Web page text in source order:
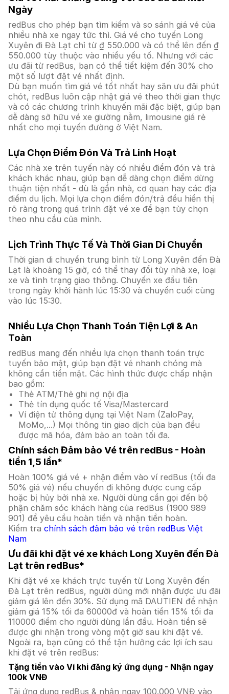
Ngày
redBus cho phép bạn tìm kiếm và so sánh giá vé của
nhiều nhà xe ngay tức thì. Giá vé cho tuyến Long
Xuyên đi Đà Lạt chỉ từ ₫ 550.000 và có thể lên đến ₫
550.000 tùy thuộc vào nhiều yếu tố. Nhưng với các
ưu đãi từ redBus, bạn có thể tiết kiệm đến 30% cho
một số lượt đặt vé nhất định.
Dù bạn muốn tìm giá vé tốt nhất hay săn ưu đãi phút
chót, redBus luôn cập nhật giá vé theo thời gian thực
và có các chương trình khuyến mãi đặc biệt, giúp bạn
dễ dàng sở hữu vé xe giường nằm, limousine giá rẻ
nhất cho mọi tuyến đường ở Việt Nam.
Lựa Chọn Điểm Đón Và Trả Linh Hoạt
Các nhà xe trên tuyến này có nhiều điểm đón và trả
khách khác nhau, giúp bạn dễ dàng chọn điểm dừng
thuận tiện nhất - dù là gần nhà, cơ quan hay các địa
điểm du lịch. Mọi lựa chọn điểm đón/trả đều hiển thị
rõ ràng trong quá trình đặt vé xe để bạn tùy chọn
theo nhu cầu của mình.
Lịch Trình Thực Tế Và Thời Gian Di Chuyển
Thời gian di chuyển trung bình từ Long Xuyên đến Đà
Lạt là khoảng 15 giờ, có thể thay đổi tùy nhà xe, loại
xe và tình trạng giao thông. Chuyến xe đầu tiên
trong ngày khởi hành lúc 15:30 và chuyến cuối cùng
vào lúc 15:30.
Nhiều Lựa Chọn Thanh Toán Tiện Lợi & An
Toàn
redBus mang đến nhiều lựa chọn thanh toán trực
tuyến bảo mật, giúp bạn đặt vé nhanh chóng mà
không cần tiền mặt. Các hình thức được chấp nhận
bao gồm:
Thẻ ATM/Thẻ ghi nợ nội địa
Thẻ tín dụng quốc tế Visa/Mastercard
Ví điện tử thông dụng tại Việt Nam (ZaloPay,
MoMo,...) Mọi thông tin giao dịch của bạn đều
được mã hóa, đảm bảo an toàn tối đa.
Chính sách Đảm bảo Vé trên redBus - Hoàn
tiền 1,5 lần*
Hoàn 100% giá vé + nhận điểm vào ví redBus (tối đa
50% giá vé) nếu chuyến đi không được cung cấp
hoặc bị hủy bởi nhà xe. Người dùng cần gọi đến bộ
phận chăm sóc khách hàng của redBus (1900 989
901) để yêu cầu hoàn tiền và nhận tiền hoàn.
Kiểm tra chính sách đảm bảo vé trên redBus Việt
Nam
Ưu đãi khi đặt vé xe khách Long Xuyên đến Đà
Lạt trên redBus*
Khi đặt vé xe khách trực tuyến từ Long Xuyên đến
Đà Lạt trên redBus, người dùng mới nhận được ưu đãi
giảm giá lên đến 30%. Sử dụng mã DAUTIEN để nhận
giảm giá 15% tối đa 60000đ và hoàn tiền 15% tối đa
110000 điểm cho người dùng lần đầu. Hoàn tiền sẽ
được ghi nhận trong vòng một giờ sau khi đặt vé.
Ngoài ra, bạn cũng có thể tận hưởng các lợi ích sau
khi đặt vé trên redBus:
Tặng tiền vào Ví khi đăng ký ứng dụng - Nhận ngay
100k VNĐ
Tải ứng dụng redBus & nhận ngay 100.000 VNĐ vào